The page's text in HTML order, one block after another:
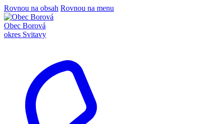
Rovnou na obsah Rovnou na menu
Obec Borová
okres Svitavy